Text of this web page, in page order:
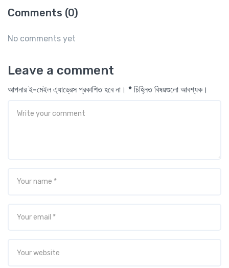
Comments (0)
No comments yet
Leave a comment
আপনার ই-মেইল এ্যাড্রেস প্রকাশিত হবে না। * চিহ্নিত বিষয়গুলো আবশ্যক।